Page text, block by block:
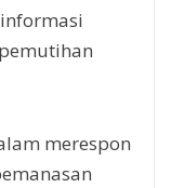
merespon